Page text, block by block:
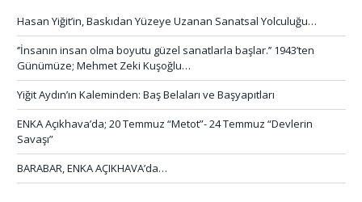
Hasan Yiğit’in, Baskıdan Yüzeye Uzanan Sanatsal Yolculuğu…
‘’İnsanın insan olma boyutu güzel sanatlarla başlar.’’ 1943’ten
Günümüze; Mehmet Zeki Kuşoğlu…
Yiğit Aydın’ın Kaleminden: Baş Belaları ve Başyapıtları
ENKA Açıkhava’da; 20 Temmuz “Metot”- 24 Temmuz “Devlerin
Savaşı”
BARABAR, ENKA AÇIKHAVA’da…